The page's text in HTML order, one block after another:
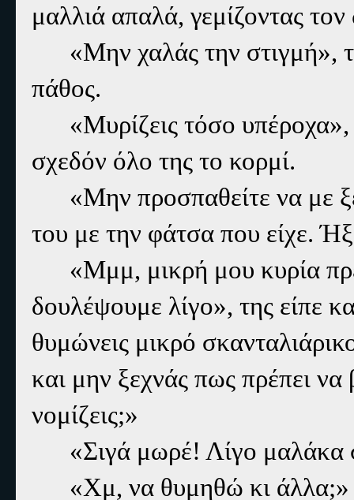
μαλλιά απαλά, γεμίζοντας
«Μην χαλάς την στιγμή»,
πάθος.
«Μυρίζεις τόσο
σχεδόν όλο της το κορμί.
«Μην προσπαθείτε να με
του με την φάτσα που είχε.
«Μμμ, μικρή μου κυρία
δουλέψουμε λίγο», της είπε
θυμώνεις μικρό
και μην ξεχνάς πως πρέπει
νομίζεις;»
«Σιγά μωρέ! Λίγο μαλάκα
«Χμ, να θυμηθώ κι άλλα;»